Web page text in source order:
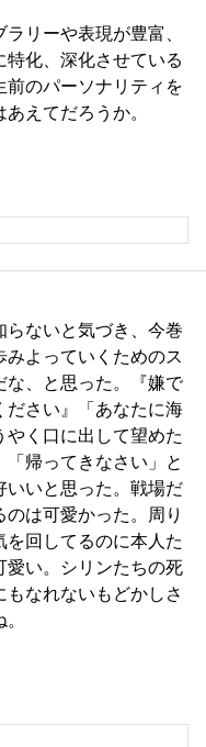
リーや表現が豊富、
特化、深化させている
前のパーソナリティを
えてだろうか。
らないと気づき、今巻
よっていくためのス
な、と思った。『嫌で
ださい』「あなたに海
やく口に出して望めた
帰ってきなさい」と
いいと思った。戦場だ
は可愛かった。周り
回してるのに本人た
愛い。シリンたちの死
なれないもどかしさ